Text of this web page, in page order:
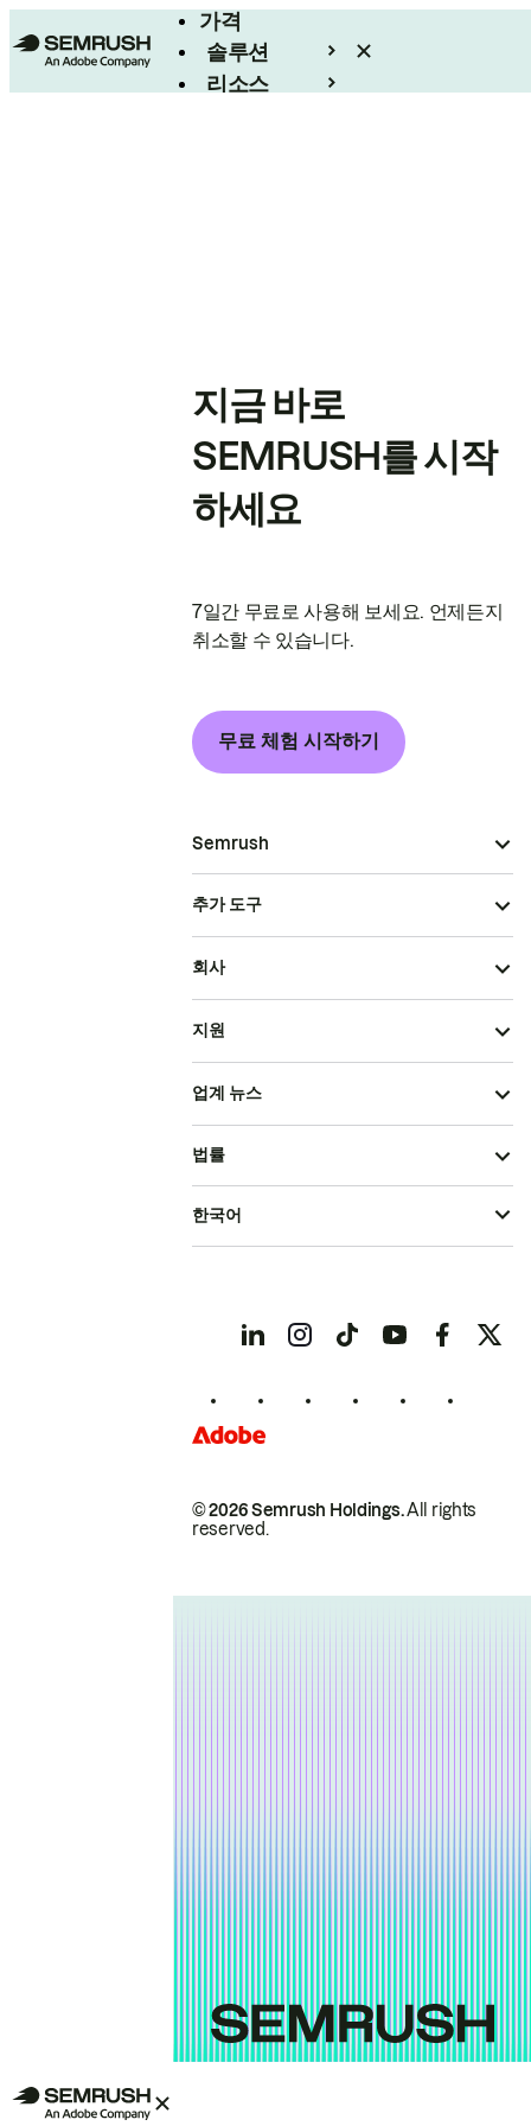
가격
솔루션
리소스
지금 바로
SEMRUSH를 시작
하세요
7일간 무료로 사용해 보세요. 언제든지
취소할 수 있습니다.
무료 체험 시작하기
Semrush
추가 도구
회사
지원
업계 뉴스
© 2026 Semrush Holdings.All rights
reserved.
법률
한국어